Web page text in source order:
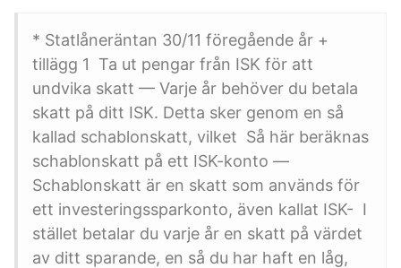
* Statlåneräntan 30/11 föregående år +
tillägg 1 Ta ut pengar från ISK för att
undvika skatt — Varje år behöver du betala
skatt på ditt ISK. Detta sker genom en så
kallad schablonskatt, vilket Så här beräknas
schablonskatt på ett ISK-konto —
Schablonskatt är en skatt som används för
ett investeringssparkonto, även kallat ISK- I
stället betalar du varje år en skatt på värdet
av ditt sparande, en så du har haft en låg,